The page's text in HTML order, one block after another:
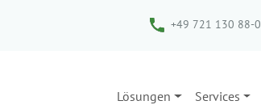
+49 721 130 88-0
Lösungen Services